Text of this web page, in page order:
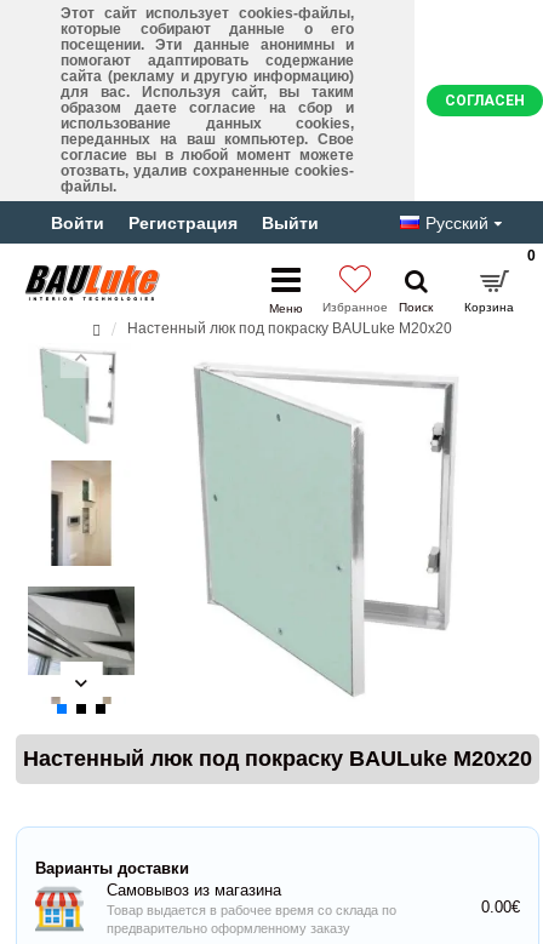
Этот сайт использует cookies-файлы,
которые собирают данные о его
посещении. Эти данные анонимны и
помогают адаптировать содержание
сайта (рекламу и другую информацию)
для вас. Используя сайт, вы таким
образом даете согласие на сбор и
использование данных cookies,
переданных на ваш компьютер. Свое
согласие вы в любой момент можете
отозвать, удалив сохраненные cookies-
файлы.
СОГЛАСЕН
Войти Регистрация Выйти Русский
0
Настенный люк под покраску BAULuke M20x20
Настенный люк под покраску BAULuke M20x20
Варианты доставки
Самовывоз из магазина
Товар выдается в рабочее время со склада по
предварительно оформленному заказу
0.00€